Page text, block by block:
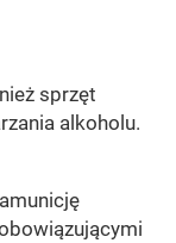
sprzęt
alkoholu.